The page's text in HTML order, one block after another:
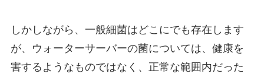
しかしながら、一般細菌はどこにでも存在します
が、ウォーターサーバーの菌については、健康を
害するようなものではなく、正常な範囲内だった